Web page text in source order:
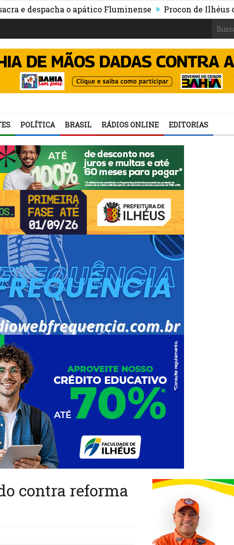
o apático Fluminense » Procon de Ilhéus orienta
POLÍTICA BRASIL RÁDIOS ONLINE EDITORIAS
contra reforma